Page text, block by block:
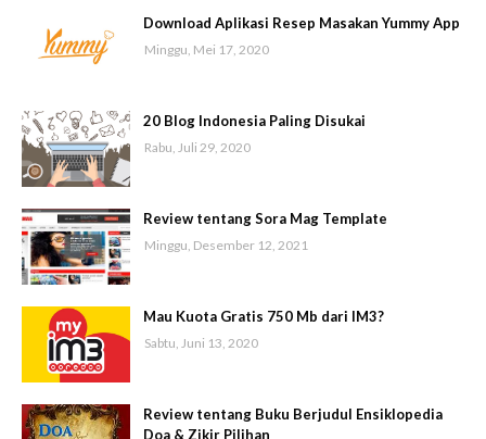
Download Aplikasi Resep Masakan Yummy App
Minggu, Mei 17, 2020
20 Blog Indonesia Paling Disukai
Rabu, Juli 29, 2020
Review tentang Sora Mag Template
Minggu, Desember 12, 2021
Mau Kuota Gratis 750 Mb dari IM3?
Sabtu, Juni 13, 2020
Review tentang Buku Berjudul Ensiklopedia
Doa & Zikir Pilihan